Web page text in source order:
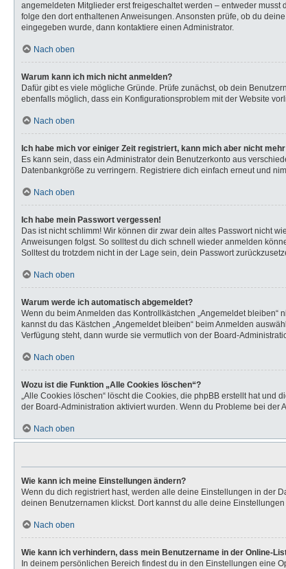
angemeldeten Mitglieder erst freigeschaltet werden – entweder
folge den dort enthaltenen Anweisungen. Ansonsten prüfe, ob du
eingegeben wurde, dann kontaktiere einen Administrator.
Nach oben
Warum kann ich mich nicht anmelden?
Dafür gibt es viele mögliche Gründe. Prüfe zunächst, ob dein
ebenfalls möglich, dass ein Konfigurationsproblem mit der Website
Nach oben
Ich habe mich vor einiger Zeit registriert, kann mich aber nicht
Es kann sein, dass ein Administrator dein Benutzerkonto aus
Datenbankgröße zu verringern. Registriere dich einfach erneut und
Nach oben
Ich habe mein Passwort vergessen!
Das ist nicht schlimm! Wir können dir zwar dein altes Passwort nicht
Anweisungen folgst. So solltest du dich schnell wieder anmelden
Solltest du trotzdem nicht in der Lage sein, dein Passwort
Nach oben
Warum werde ich automatisch abgemeldet?
Wenn du beim Anmelden das Kontrollkästchen „Angemeldet
kannst du das Kästchen „Angemeldet bleiben“ beim Anmelden
Verfügung steht, dann wurde sie vermutlich von der Board-
Nach oben
Wozu ist die Funktion „Alle Cookies löschen“?
„Alle Cookies löschen“ löscht die Cookies, die phpBB erstellt hat und
der Board-Administration aktiviert wurden. Wenn du Probleme bei
Nach oben
Wie kann ich meine Einstellungen ändern?
Wenn du dich registriert hast, werden alle deine Einstellungen in der
deinen Benutzernamen klickst. Dort kannst du alle deine
Nach oben
Wie kann ich verhindern, dass mein Benutzername in der Online-
In deinem persönlichen Bereich findest du in den Einstellungen eine